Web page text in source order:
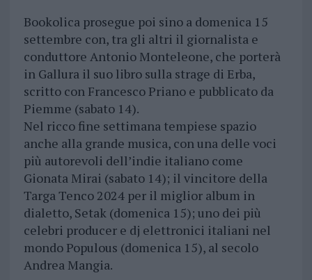
Bookolica prosegue poi sino a domenica 15
settembre con, tra gli altri il giornalista e
conduttore Antonio Monteleone, che porterà
in Gallura il suo libro sulla strage di Erba,
scritto con Francesco Priano e pubblicato da
Piemme (sabato 14).
Nel ricco fine settimana tempiese spazio
anche alla grande musica, con una delle voci
più autorevoli dell’indie italiano come
Gionata Mirai (sabato 14); il vincitore della
Targa Tenco 2024 per il miglior album in
dialetto, Setak (domenica 15); uno dei più
celebri producer e dj elettronici italiani nel
mondo Populous (domenica 15), al secolo
Andrea Mangia.